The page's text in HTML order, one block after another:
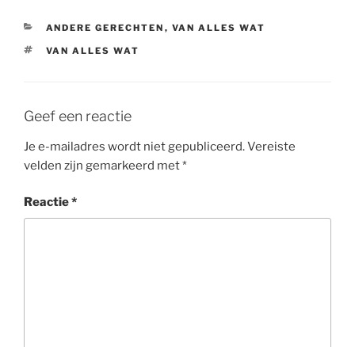
CATEGORIEËN
ANDERE GERECHTEN , VAN ALLES WAT
TAGS
VAN ALLES WAT
Geef een reactie
Je e-mailadres wordt niet gepubliceerd.Vereiste
velden zijn gemarkeerd met*
Reactie*